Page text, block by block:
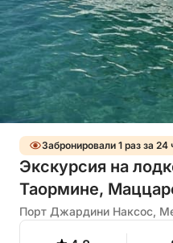
Забронировали 1 раз за 24
Экскурсия на
Таормине,
Порт Джардини Наксос,